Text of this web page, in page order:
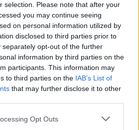
selection. Please note that after your
you may continue seeing
on personal information utilized by
disclosed to third parties prior to
separately opt-out of the further
information by third parties on the
participants. This information may
to third parties on the IAB’s List of
that may further disclose it to other
Opt Outs
Presents poprvé míří do
divadla Skalka. Nabídne hudbu,
i tvořivé dílny